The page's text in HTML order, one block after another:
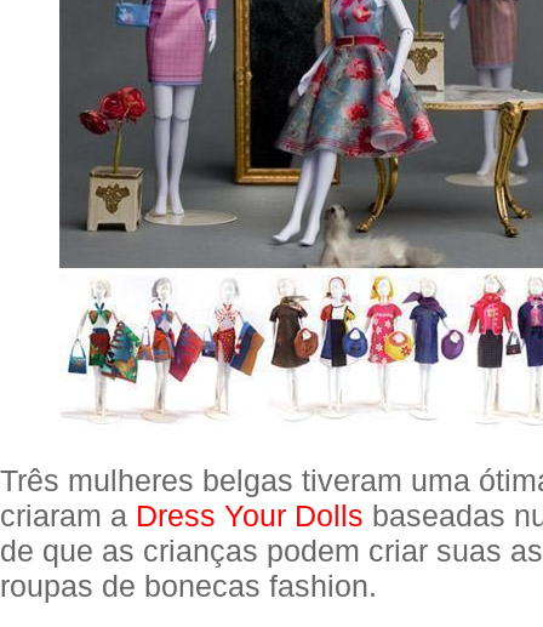
Três mulheres belgas tiveram uma
criaram a Dress Your Dolls baseadas
de que as crianças podem criar suas
roupas de bonecas fashion.